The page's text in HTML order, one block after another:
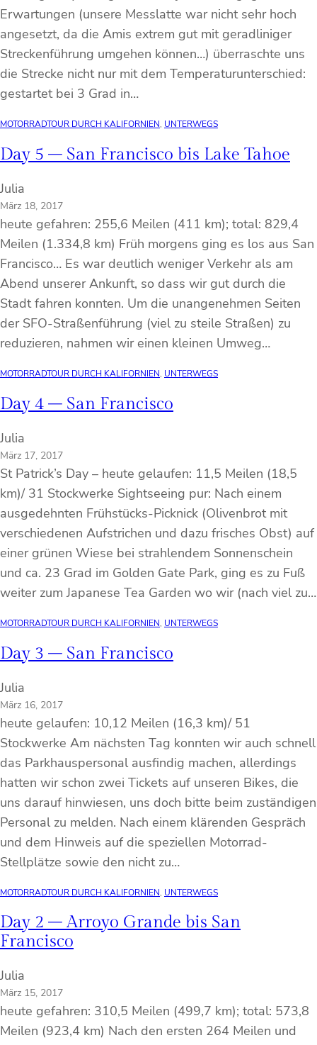
Erwartungen (unsere Messlatte war nicht sehr hoch
angesetzt, da die Amis extrem gut mit geradliniger
Streckenführung umgehen können…) überraschte uns
die Strecke nicht nur mit dem Temperaturunterschied:
gestartet bei 3 Grad in…
MOTORRADTOUR DURCH KALIFORNIEN, UNTERWEGS
Day 5 – San Francisco bis Lake Tahoe
Julia
März 18, 2017
heute gefahren: 255,6 Meilen (411 km); total: 829,4
Meilen (1.334,8 km) Früh morgens ging es los aus San
Francisco… Es war deutlich weniger Verkehr als am
Abend unserer Ankunft, so dass wir gut durch die
Stadt fahren konnten. Um die unangenehmen Seiten
der SFO-Straßenführung (viel zu steile Straßen) zu
reduzieren, nahmen wir einen kleinen Umweg…
MOTORRADTOUR DURCH KALIFORNIEN, UNTERWEGS
Day 4 – San Francisco
Julia
März 17, 2017
St Patrick’s Day – heute gelaufen: 11,5 Meilen (18,5
km)/ 31 Stockwerke Sightseeing pur: Nach einem
ausgedehnten Frühstücks-Picknick (Olivenbrot mit
verschiedenen Aufstrichen und dazu frisches Obst) auf
einer grünen Wiese bei strahlendem Sonnenschein
und ca. 23 Grad im Golden Gate Park, ging es zu Fuß
weiter zum Japanese Tea Garden wo wir (nach viel zu…
MOTORRADTOUR DURCH KALIFORNIEN, UNTERWEGS
Day 3 – San Francisco
Julia
März 16, 2017
heute gelaufen: 10,12 Meilen (16,3 km)/ 51
Stockwerke Am nächsten Tag konnten wir auch schnell
das Parkhauspersonal ausfindig machen, allerdings
hatten wir schon zwei Tickets auf unseren Bikes, die
uns darauf hinwiesen, uns doch bitte beim zuständigen
Personal zu melden. Nach einem klärenden Gespräch
und dem Hinweis auf die speziellen Motorrad-
Stellplätze sowie den nicht zu…
MOTORRADTOUR DURCH KALIFORNIEN, UNTERWEGS
Day 2 – Arroyo Grande bis San
Francisco
Julia
März 15, 2017
heute gefahren: 310,5 Meilen (499,7 km); total: 573,8
Meilen (923,4 km) Nach den ersten 264 Meilen und